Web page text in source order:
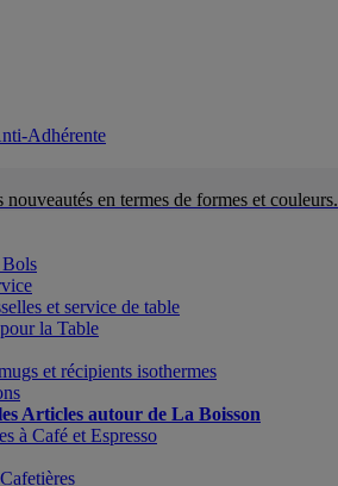
Adhérente
en termes de formes et couleurs.
Bols
et service de table
la Table
et récipients isothermes
Articles autour de La Boisson
à Café et Espresso